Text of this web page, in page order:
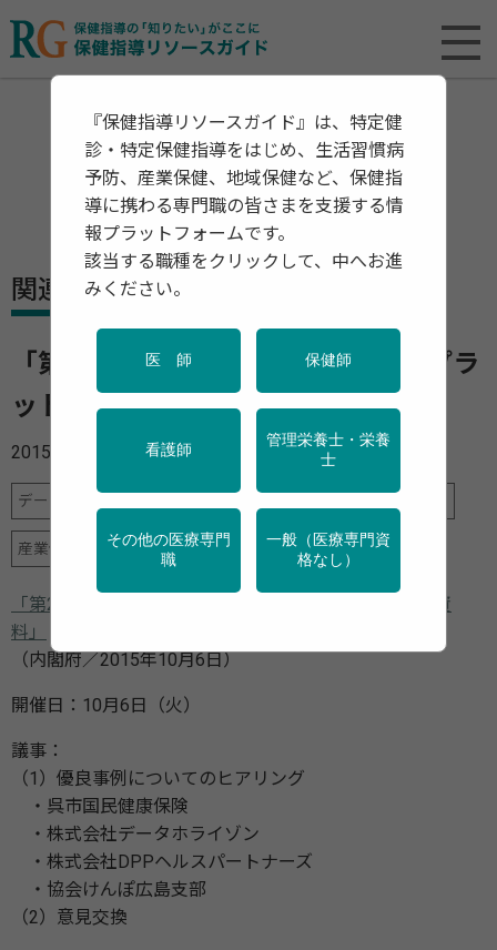
関連資料・リリース
「第2回健康増進・予防サービス・プラ
ットフォーム 資料」
2015年10月09日
データヘルス計画
産業保健
「第2回健康増進・予防サービス・プラットフォーム 資
料」
（内閣府／2015年10月6日）
開催日：10月6日（火）
議事：
（1）優良事例についてのヒアリング
・呉市国民健康保険
・株式会社データホライゾン
・株式会社DPPヘルスパートナーズ
・協会けんぽ広島支部
（2）意見交換
『保健指導リソースガイド』は、特定健
診・特定保健指導をはじめ、生活習慣病
予防、産業保健、地域保健など、保健指
導に携わる専門職の皆さまを支援する情
報プラットフォームです。
該当する職種をクリックして、中へお進
みください。
医 師 保健師
看護師
管理栄養士・栄養
士
その他の医療専門
職
一般（医療専門資
格なし）